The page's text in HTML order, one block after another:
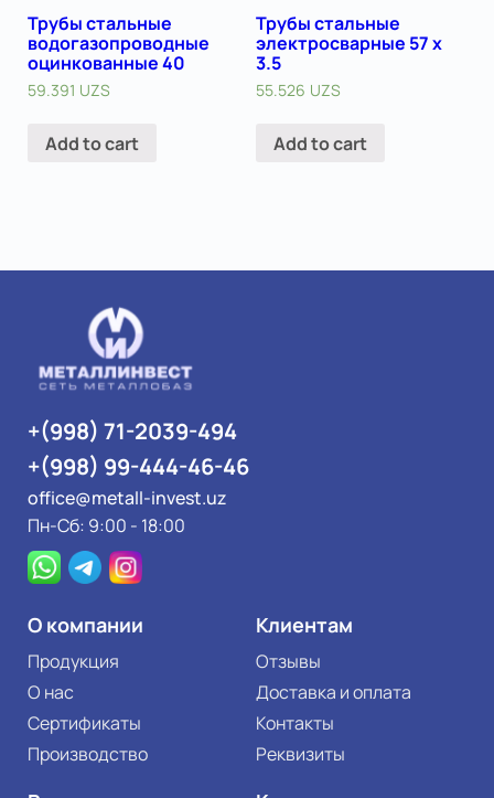
Трубы стальные
водогазопроводные
оцинкованные 40
59.391 UZS
Add to cart
Трубы стальные
электросварные 57 х
3.5
55.526 UZS
Add to cart
О компании
Продукция
О нас
Сертификаты
Производство
Клиентам
Отзывы
Доставка и оплата
Контакты
Реквизиты
+(998) 71-2039-494
+(998) 99-444-46-46
office@metall-invest.uz
Пн-Сб: 9:00 - 18:00